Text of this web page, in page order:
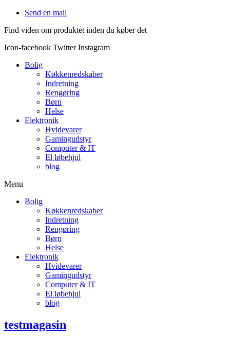
Videre
indhold
Send en mail
Find viden om produktet inden du køber det
Icon-facebook Twitter Instagram
Bolig
Køkkenredskaber
Indretning
Rengøring
Børn
Helse
Elektronik
Hvidevarer
Gamingudstyr
Computer & IT
El løbehjul
blog
Menu
Bolig
Køkkenredskaber
Indretning
Rengøring
Børn
Helse
Elektronik
Hvidevarer
Gamingudstyr
Computer & IT
El løbehjul
blog
testmagasin